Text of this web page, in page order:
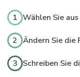
1 Wählen Sie
2 Ändern Sie die
3 Schreiben Sie